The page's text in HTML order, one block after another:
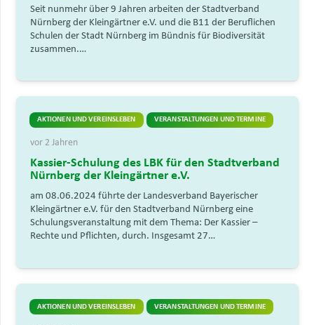
Seit nunmehr über 9 Jahren arbeiten der Stadtverband
Nürnberg der Kleingärtner e.V. und die B11 der Beruflichen
Schulen der Stadt Nürnberg im Bündnis für Biodiversität
zusammen.…
AKTIONEN UND VEREINSLEBEN VERANSTALTUNGEN UND TERMINE
vor 2 Jahren
Kassier-Schulung des LBK für den Stadtverband
Nürnberg der Kleingärtner e.V.
am 08.06.2024 führte der Landesverband Bayerischer
Kleingärtner e.V. für den Stadtverband Nürnberg eine
Schulungsveranstaltung mit dem Thema: Der Kassier –
Rechte und Pflichten, durch. Insgesamt 27…
AKTIONEN UND VEREINSLEBEN VERANSTALTUNGEN UND TERMINE